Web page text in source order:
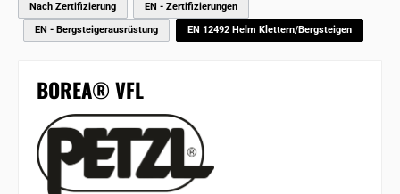
Nach Zertifizierung
EN - Zertifizierungen
EN - Bergsteigerausrüstung
EN 12492 Helm Klettern/Bergsteigen
BOREA® VFL